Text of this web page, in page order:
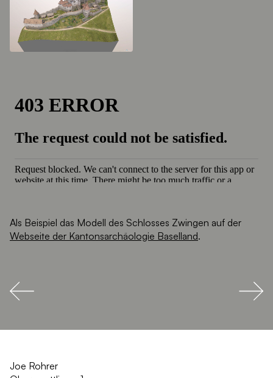
Als Beispiel das Modell des Schlosses Zwingen auf der
Webseite der Kantonsarchäologie Baselland.
Joe Rohrer